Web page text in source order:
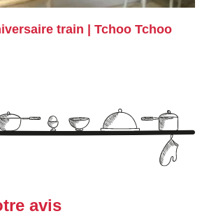
train | Tchoo Tchoo
avis